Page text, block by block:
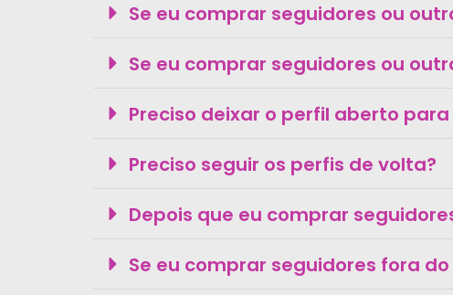
Se eu comprar seguidores ou
Se eu comprar seguidores ou
Preciso deixar o perfil aberto
Preciso seguir os perfis de volta?
Depois que eu comprar
Se eu comprar seguidores fora